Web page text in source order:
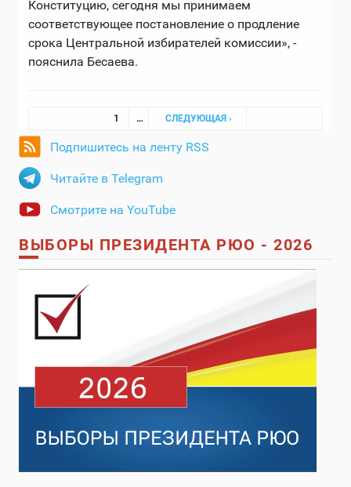
Конституцию, сегодня мы принимаем
соответствующее постановление о продление
срока Центральной избирателей комиссии», -
пояснила Бесаева.
Страницы
1 … СЛЕДУЮЩАЯ ›
Подпишитесь на ленту RSS
Читайте в Telegram
Смотрите на YouTube
ВЫБОРЫ ПРЕЗИДЕНТА РЮО - 2026